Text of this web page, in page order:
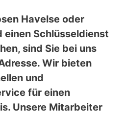
Havelse oder
einen Schlüsseldienst
sind Sie bei uns
Wir bieten
und
für einen
Unsere Mitarbeiter